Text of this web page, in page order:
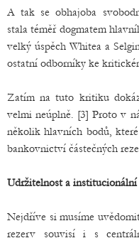
A tak se obhajoba
stala téměř dogmatem
velký úspěch Whitea a
ostatní odborníky ke
Zatím na tuto kritiku
velmi neúplně. [3] Proto v
několik hlavních bodů,
bankovnictví částečných
Udržitelnost a institucionální
Nejdříve si musíme
rezerv souvisí i s